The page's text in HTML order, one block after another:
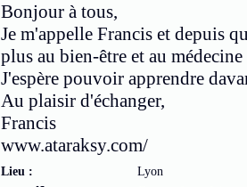
Bonjour à tous,
Je m'appelle Francis et depuis
plus au bien-être et au
J'espère pouvoir apprendre
Au plaisir d'échanger,
Francis
www.ataraksy.com/
Lieu : Lyon